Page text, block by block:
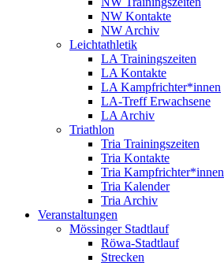
NW Kontakte
NW Archiv
Leichtathletik
LA Trainingszeiten
LA Kontakte
LA Kampfrichter*innen
LA-Treff Erwachsene
LA Archiv
Triathlon
Tria Trainingszeiten
Tria Kontakte
Tria Kampfrichter*innen
Tria Kalender
Tria Archiv
Veranstaltungen
Mössinger Stadtlauf
Röwa-Stadtlauf
Strecken